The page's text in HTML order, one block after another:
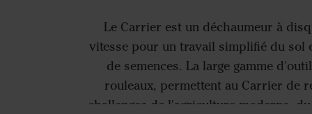
Le Carrier est un déchaumeur à
vitesse pour un travail simplifié du sol
de semences. La large gamme
rouleaux, permettent au Carrier de
challenges de l'agriculture moderne,